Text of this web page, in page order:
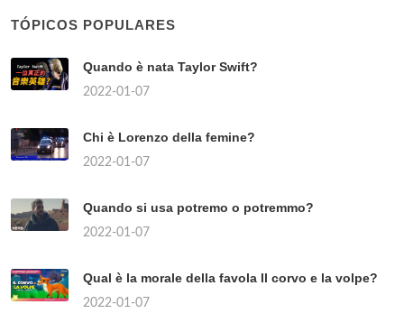
TÓPICOS POPULARES
Quando è nata Taylor Swift?
2022-01-07
Chi è Lorenzo della femine?
2022-01-07
Quando si usa potremo o potremmo?
2022-01-07
Qual è la morale della favola Il corvo e la volpe?
2022-01-07